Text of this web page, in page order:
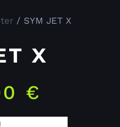
/ SYM JET X
X
€